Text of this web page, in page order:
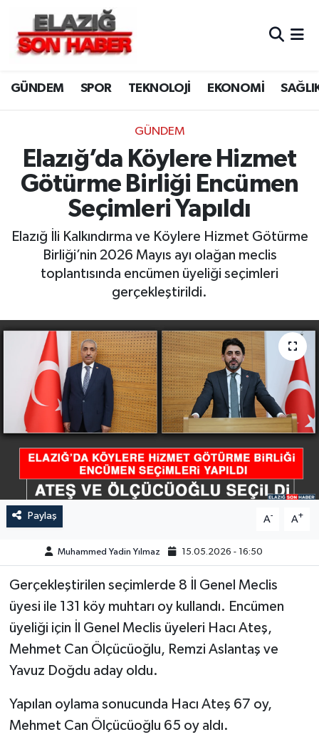
GÜNDEM SPOR TEKNOLOJİ EKONOMİ
GÜNDEM
Elazığ’da Köylere Hizmet
Götürme Birliği Encümen
Seçimleri Yapıldı
Elazığ İli Kalkındırma ve Köylere Hizmet Götürme
Birliği’nin 2026 Mayıs ayı olağan meclis
toplantısında encümen üyeliği seçimleri
gerçekleştirildi.
Paylaş A- A+
Muhammed Yadin Yılmaz 15.05.2026 - 16:50
Gerçekleştirilen seçimlerde 8 İl Genel Meclis
üyesi ile 131 köy muhtarı oy kullandı. Encümen
üyeliği için İl Genel Meclis üyeleri Hacı Ateş,
Mehmet Can Ölçücüoğlu, Remzi Aslantaş ve
Yavuz Doğdu aday oldu.
Yapılan oylama sonucunda Hacı Ateş 67 oy,
Mehmet Can Ölçücüoğlu 65 oy aldı.
CANLI YAYIN
ASAYİŞ
BİLİM VE TEKNOLOJİ
DÜNYA
EĞİTİM
EKONOMİ
ELAZIĞ
GÜNDEM
HABERDE İNSAN
KÜLTÜR-SANAT
MAGAZİN
MEDYA
ÖZEL HABER
POLİTİKA
SAĞLIK
SİYASET
SPOR
TEKNOLOJİ
Merkez Hava Durumu
Merkez Trafik Yoğunluk Haritası
Süper Lig Puan Durumu ve Fikstür
Tüm Manşetler
Son Dakika Haberleri
Haber Arşivi